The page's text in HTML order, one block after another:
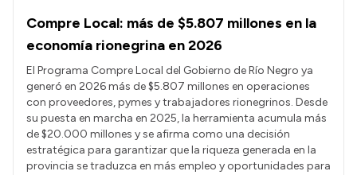
Compre Local: más de $5.807 millones en la
economía rionegrina en 2026
El Programa Compre Local del Gobierno de Río Negro ya
generó en 2026 más de $5.807 millones en operaciones
con proveedores, pymes y trabajadores rionegrinos. Desde
su puesta en marcha en 2025, la herramienta acumula más
de $20.000 millones y se afirma como una decisión
estratégica para garantizar que la riqueza generada en la
provincia se traduzca en más empleo y oportunidades para